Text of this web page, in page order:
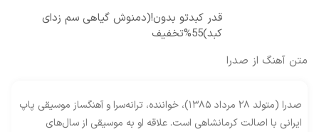
قدر کبدتو بدون!(دمنوش گیاهی سم زدای
کبد)55%تخفیف
متن آهنگ از صدرا
صدرا (متولد ۲۸ مرداد ۱۳۸۵)، خواننده، ترانه‌سرا و آهنگساز موسیقی پاپ
ایرانی با اصالت کرمانشاهی است. علاقه او به موسیقی از سال‌های